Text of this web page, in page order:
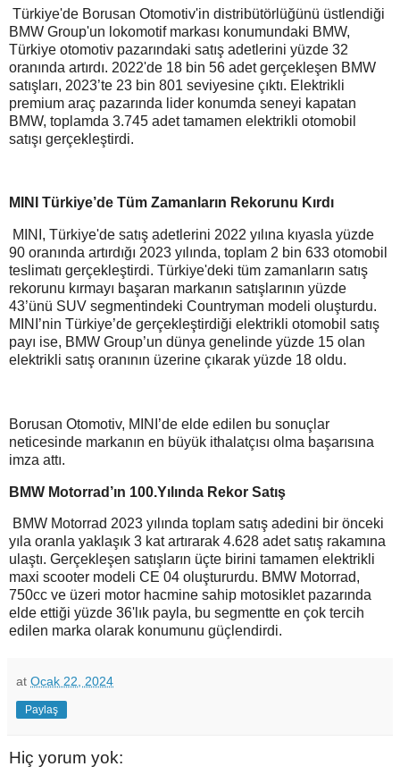
Türkiye'de Borusan Otomotiv'in distribütörlüğünü üstlendiği
BMW Group'un lokomotif markası konumundaki BMW,
Türkiye otomotiv pazarındaki satış adetlerini yüzde 32
oranında artırdı. 2022'de 18 bin 56 adet gerçekleşen BMW
satışları, 2023’te 23 bin 801 seviyesine çıktı. Elektrikli
premium araç pazarında lider konumda seneyi kapatan
BMW, toplamda 3.745 adet tamamen elektrikli otomobil
satışı gerçekleştirdi.
MINI Türkiye’de Tüm Zamanların Rekorunu Kırdı
MINI, Türkiye'de satış adetlerini 2022 yılına kıyasla yüzde
90 oranında artırdığı 2023 yılında, toplam 2 bin 633 otomobil
teslimatı gerçekleştirdi. Türkiye'deki tüm zamanların satış
rekorunu kırmayı başaran markanın satışlarının yüzde
43’ünü SUV segmentindeki Countryman modeli oluşturdu.
MINI’nin Türkiye’de gerçekleştirdiği elektrikli otomobil satış
payı ise, BMW Group’un dünya genelinde yüzde 15 olan
elektrikli satış oranının üzerine çıkarak yüzde 18 oldu.
Borusan Otomotiv, MINI’de elde edilen bu sonuçlar
neticesinde markanın en büyük ithalatçısı olma başarısına
imza attı.
BMW Motorrad’ın 100.Yılında Rekor Satış
BMW Motorrad 2023 yılında toplam satış adedini bir önceki
yıla oranla yaklaşık 3 kat artırarak 4.628 adet satış rakamına
ulaştı. Gerçekleşen satışların üçte birini tamamen elektrikli
maxi scooter modeli CE 04 oluştururdu. BMW Motorrad,
750cc ve üzeri motor hacmine sahip motosiklet pazarında
elde ettiği yüzde 36'lık payla, bu segmentte en çok tercih
edilen marka olarak konumunu güçlendirdi.
at Ocak 22, 2024
Paylaş
Hiç yorum yok: